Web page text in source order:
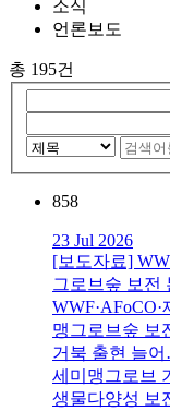
소식
언론보도
총 195건
858
23 Jul 2026
[보도자료]
그로브숲 보전
맹그로브숲 보
거북 출현 늘
세미맹그로브
생물다양성 보